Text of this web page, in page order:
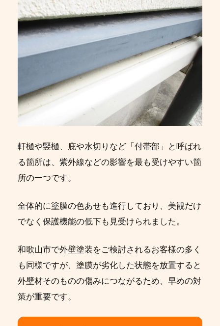
軒樋や竪樋、庇や水切りなど「付帯部」と呼ばれ
る箇所は、紫外線などの影響を最も受けやすい箇
所の一つです。
全体的に塗膜の色あせも進行しており、美観だけ
でなく保護機能の低下も見受けられました。
和歌山市で外壁塗装をご検討されるお客様の多く
も同様ですが、塗膜が劣化した状態を放置すると
外壁材そのものの傷みにつながるため、早めの対
策が重要です。